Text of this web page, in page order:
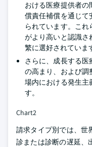
おける医療提供者
償責任補償を通じて
られています。こ
がより高いと認識さ
繁に選好されていま
さらに、成長する
の高まり、および調
場内における発生主
す。
Chart2
請求タイプ別では、世
診または診断の遅延、